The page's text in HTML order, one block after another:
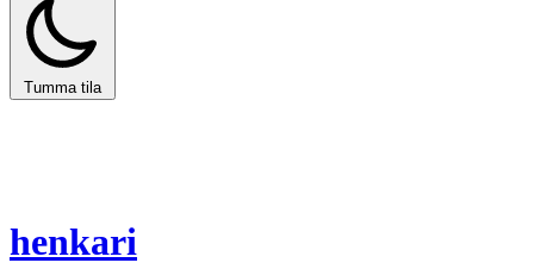
Tumma tila
henkari